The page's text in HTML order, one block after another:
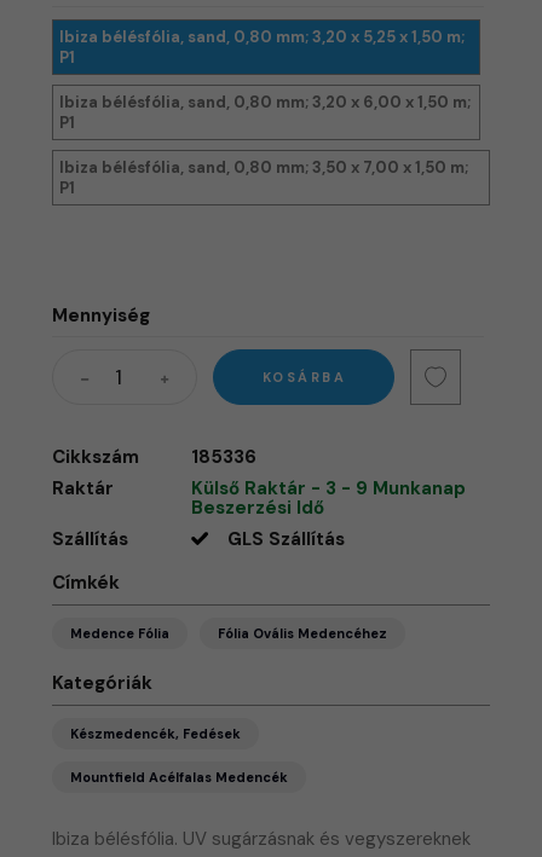
Ibiza bélésfólia. UV sugárzásnak és vegyszereknek
Ibiza bélésfólia, sand, 0,80 mm; 3,20 x 5,25 x 1,50 m;
P1
Ibiza bélésfólia, sand, 0,80 mm; 3,20 x 6,00 x 1,50 m;
P1
Ibiza bélésfólia, sand, 0,80 mm; 3,50 x 7,00 x 1,50 m;
P1
Mennyiség
KOSÁRBA
Cikkszám
185336
Raktár
Külső Raktár - 3 - 9 Munkanap
Beszerzési Idő
Szállítás
GLS Szállítás
Címkék
Medence Fólia Fólia Ovális Medencéhez
Kategóriák
Készmedencék, Fedések
Mountfield Acélfalas Medencék